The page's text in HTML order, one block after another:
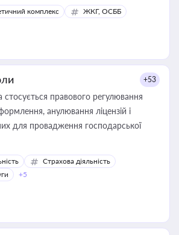
комплекс ЖКГ, ОСББ
+53
стосується правового регулювання
анулювання ліцензій і
для провадження господарської
Страхова діяльність
+5